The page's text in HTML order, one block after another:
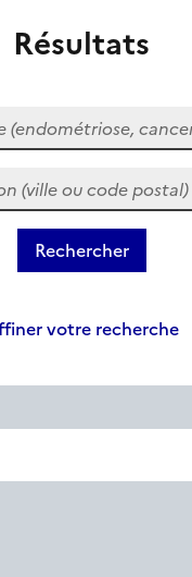
Résultats
cancer, ...)
ou code postal)
votre recherche